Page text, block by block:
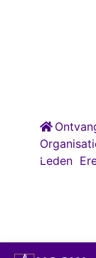
RUGLeden